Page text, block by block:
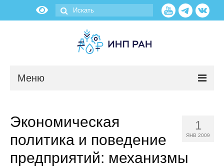
Меню
1
ЯНВ 2009
Экономическая
политика и поведение
предприятий: механизмы